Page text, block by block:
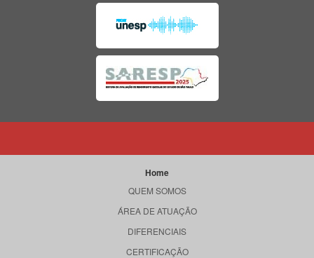
Home
QUEM SOMOS
ÁREA DE ATUAÇÃO
DIFERENCIAIS
CERTIFICAÇÃO